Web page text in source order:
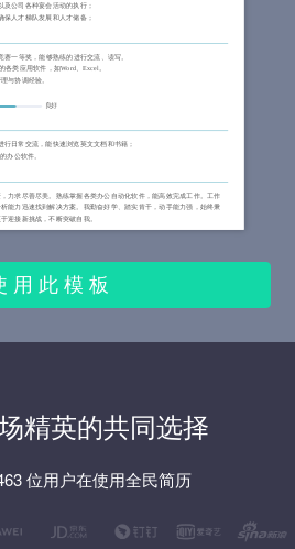
及公司各种宴会活动的执行；
保人才梯队发展和人才储备；
一等奖，能够熟练的进行交流、读写。
类应用软件，如Word、Excel。
与协调经验。
良好
日常交流，能快速浏览英文文档和书籍；
办公软件。
力求尽善尽美。熟练掌握各类办公自动化软件，能高效完成工作。工作
能力迅速找到解决方案。我勤奋好学、踏实肯干，动手能力强，始终秉
迎接新挑战，不断突破自我。
用 此 模 板
精英的共同选择
位用户在使用全民简历